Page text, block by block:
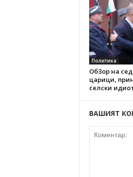
Политика
ОбЗор на
царици,
селски
ВАШИЯТ